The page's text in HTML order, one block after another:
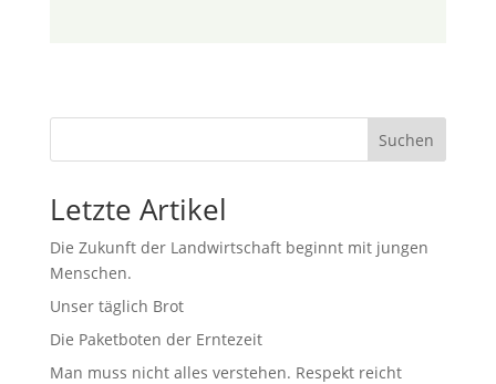
Suchen
Letzte Artikel
Die Zukunft der Landwirtschaft beginnt mit jungen
Menschen.
Unser täglich Brot
Die Paketboten der Erntezeit
Man muss nicht alles verstehen. Respekt reicht